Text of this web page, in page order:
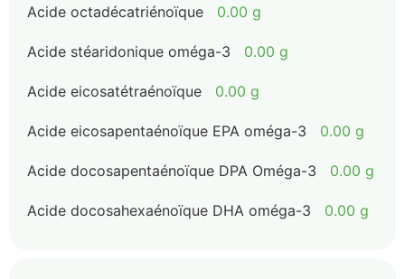
Acide octadécatriénoïque 0.00 g
Acide stéaridonique oméga-3 0.00 g
Acide eicosatétraénoïque 0.00 g
Acide eicosapentaénoïque EPA oméga-3 0.00 g
Acide docosapentaénoïque DPA Oméga-3 0.00 g
Acide docosahexaénoïque DHA oméga-3 0.00 g